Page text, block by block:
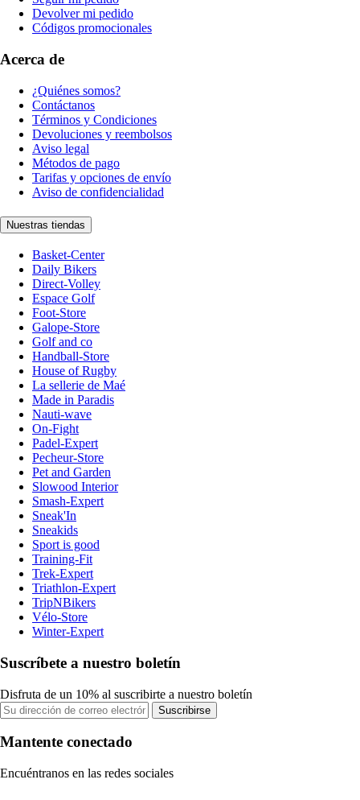
Devolver mi pedido
Códigos promocionales
Acerca de
¿Quiénes somos?
Contáctanos
Términos y Condiciones
Devoluciones y reembolsos
Aviso legal
Métodos de pago
Tarifas y opciones de envío
Aviso de confidencialidad
Nuestras tiendas
Basket-Center
Daily Bikers
Direct-Volley
Espace Golf
Foot-Store
Galope-Store
Golf and co
Handball-Store
House of Rugby
La sellerie de Maé
Made in Paradis
Nauti-wave
On-Fight
Padel-Expert
Pecheur-Store
Pet and Garden
Slowood Interior
Smash-Expert
Sneak'In
Sneakids
Sport is good
Training-Fit
Trek-Expert
Triathlon-Expert
TripNBikers
Vélo-Store
Winter-Expert
Suscríbete a nuestro boletín
Disfruta de un 10% al suscribirte a nuestro boletín
Suscribirse
Mantente conectado
Encuéntranos en las redes sociales